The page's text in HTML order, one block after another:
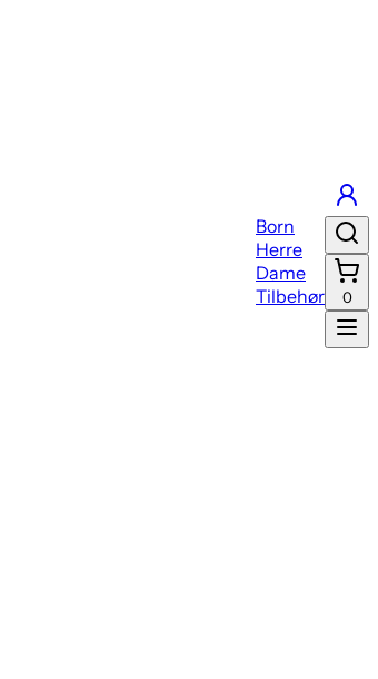
Born
Herre
Dame
Tilbehør
0